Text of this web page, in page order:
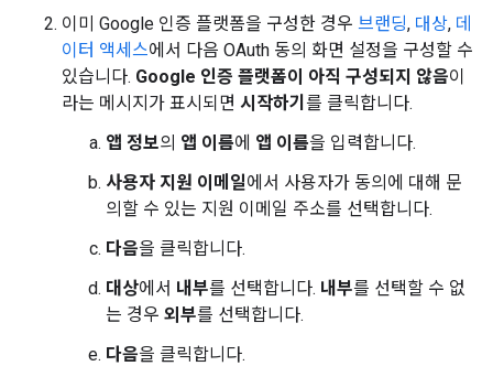
이미 Google 인증 플랫폼을 구성한 경우 브랜딩, 대상, 데
이터 액세스에서 다음 OAuth 동의 화면 설정을 구성할 수
있습니다. Google 인증 플랫폼이 아직 구성되지 않음이
라는 메시지가 표시되면 시작하기 를 클릭합니다.
앱 정보의 앱 이름에 앱 이름을 입력합니다.
사용자 지원 이메일에서 사용자가 동의에 대해 문
의할 수 있는 지원 이메일 주소를 선택합니다.
다음을 클릭합니다.
대상에서 내부를 선택합니다. 내부를 선택할 수 없
는 경우 외부를 선택합니다.
다음을 클릭합니다.